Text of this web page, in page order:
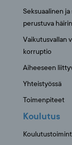
Seksuaalinen
perustuva
Vaikutusvallan
korruptio
Aiheeseen
Yhteistyössä
Toimenpiteet
Koulutus